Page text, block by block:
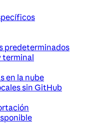
predeterminados
terminal
en la nube
sin GitHub